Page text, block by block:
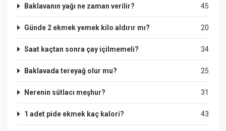
45
Baklavanın yağı ne zaman verilir?
20
Günde 2 ekmek yemek kilo aldırır mı?
34
Saat kaçtan sonra çay içilmemeli?
25
Baklavada tereyağ olur mu?
31
Nerenin sütlacı meşhur?
43
1 adet pide ekmek kaç kalori?